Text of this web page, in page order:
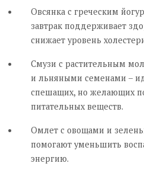
Овсянка с греческим
завтрак поддерживает
снижает уровень
Смузи с растительным
и льняными семенами –
спешащих, но желающих
питательных веществ.
Омлет с овощами и
помогают уменьшить
энергию.